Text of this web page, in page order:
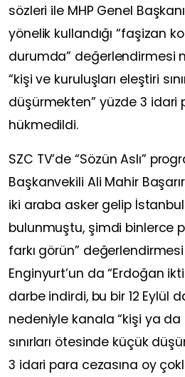
sözleri ile MHP Genel
yönelik kullandığı “faşizan
durumda” değerlendirmesi
“kişi ve kuruluşları eleştiri
düşürmekten” yüzde 3 idari
hükmedildi.
SZC TV’de “Sözün Aslı”
Başkanvekili Ali Mahir
iki araba asker gelip
bulunmuştu, şimdi binlerce
farkı görün”
Enginyurt’un da “Erdoğan
darbe indirdi, bu bir 12 Eylül
nedeniyle kanala “kişi ya da
sınırları ötesinde küçük
3 idari para cezasına oy